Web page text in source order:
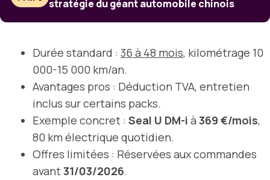
stratégie du géant automobile chinois
Durée standard : 36 à 48 mois, kilométrage 10
000-15 000 km/an.
Avantages pros : Déduction TVA, entretien
inclus sur certains packs.
Exemple concret : Seal U DM-i à 369 €/mois,
80 km électrique quotidien.
Offres limitées : Réservées aux commandes
avant31/03/2026.